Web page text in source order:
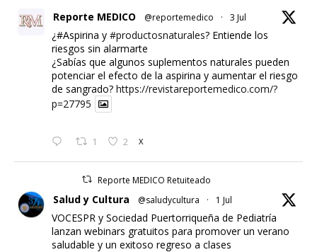
Reporte MEDICO @reportemedico · 3 Jul
¿#Aspirina y #productosnaturales? Entiende los
riesgos sin alarmarte
¿Sabías que algunos suplementos naturales pueden
potenciar el efecto de la aspirina y aumentar el riesgo
de sangrado? https://revistareportemedico.com/?
p=27795
1 2 X
Reporte MEDICO Retuiteado
Salud y Cultura @saludycultura · 1 Jul
VOCESPR y Sociedad Puertorriqueña de Pediatría
lanzan webinars gratuitos para promover un verano
saludable y un exitoso regreso a clases